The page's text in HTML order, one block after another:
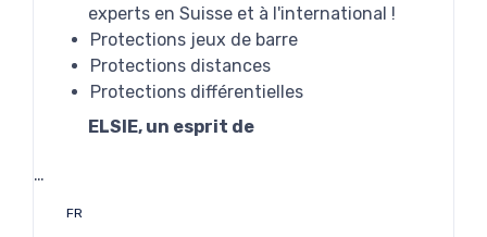
experts en Suisse et à l'international !
Protections jeux de barre
Protections distances
Protections différentielles
ELSIE, un esprit de
…
Étiquettes
FR